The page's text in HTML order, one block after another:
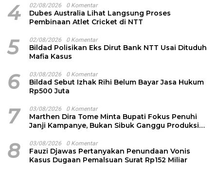
4 02/08/2026 0 Komentar
Dubes Australia Lihat Langsung Proses
Pembinaan Atlet Cricket di NTT
5 02/08/2026 0 Komentar
Bildad Polisikan Eks Dirut Bank NTT Usai Dituduh
Mafia Kasus
6 03/08/2026 0 Komentar
Bildad Sebut Izhak Rihi Belum Bayar Jasa Hukum
Rp500 Juta
7 03/08/2026 0 Komentar
Marthen Dira Tome Minta Bupati Fokus Penuhi
Janji Kampanye, Bukan Sibuk Ganggu Produksi
8 03/08/2026 0 Komentar
Fauzi Djawas Pertanyakan Penundaan Vonis
Kasus Dugaan Pemalsuan Surat Rp152 Miliar